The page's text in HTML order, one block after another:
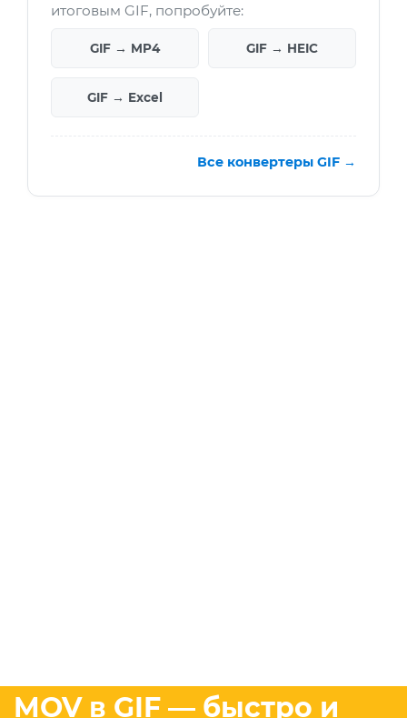
итоговым GIF, попробуйте:
GIF → MP4 GIF → HEIC
GIF → Excel
Все конвертеры GIF →
MOV в GIF — быстро и